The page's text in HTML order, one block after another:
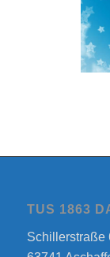
TUS 1863
Schillerstraße